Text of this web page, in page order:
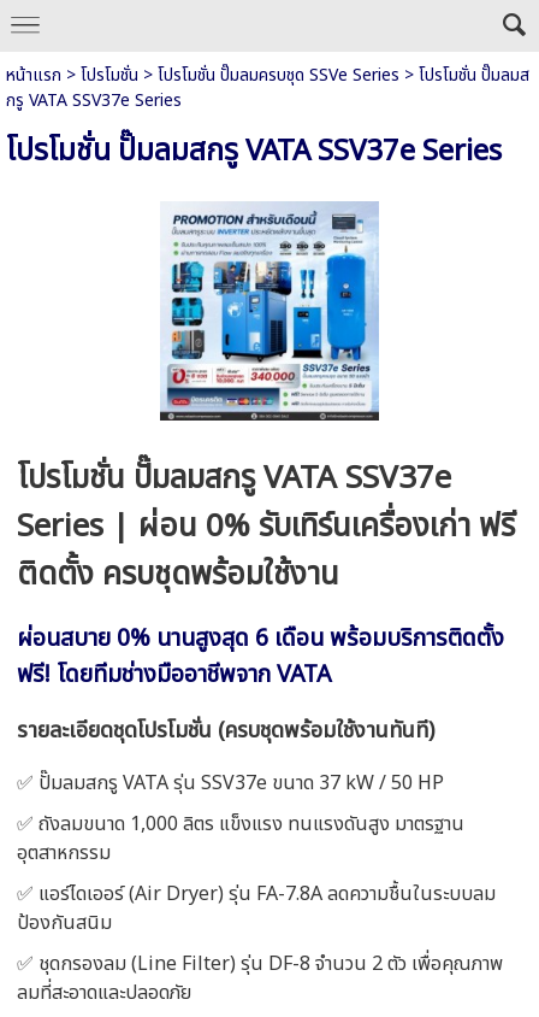
หน้าแรก >โปรโมชั่น >โปรโมชั่น ปั๊มลมครบชุด SSVe Series >โปรโมชั่น ปั๊มลมส
กรู VATA SSV37e Series
โปรโมชั่น ปั๊มลมสกรู VATA SSV37e Series
โปรโมชั่น ปั๊มลมสกรู VATA SSV37e
Series | ผ่อน 0% รับเทิร์นเครื่องเก่า ฟรี
ติดตั้ง ครบชุดพร้อมใช้งาน
ผ่อนสบาย 0% นานสูงสุด 6 เดือน พร้อมบริการติดตั้ง
ฟรี! โดยทีมช่างมืออาชีพจาก VATA
รายละเอียดชุดโปรโมชั่น (ครบชุดพร้อมใช้งานทันที)
✅ ปั๊มลมสกรู VATA รุ่น SSV37e ขนาด 37 kW / 50 HP
✅ ถังลมขนาด 1,000 ลิตร แข็งแรง ทนแรงดันสูง มาตรฐาน
อุตสาหกรรม
✅ แอร์ไดเออร์ (Air Dryer) รุ่น FA-7.8A ลดความชื้นในระบบลม
ป้องกันสนิม
✅ ชุดกรองลม (Line Filter) รุ่น DF-8 จำนวน 2 ตัว เพื่อคุณภาพ
ลมที่สะอาดและปลอดภัย